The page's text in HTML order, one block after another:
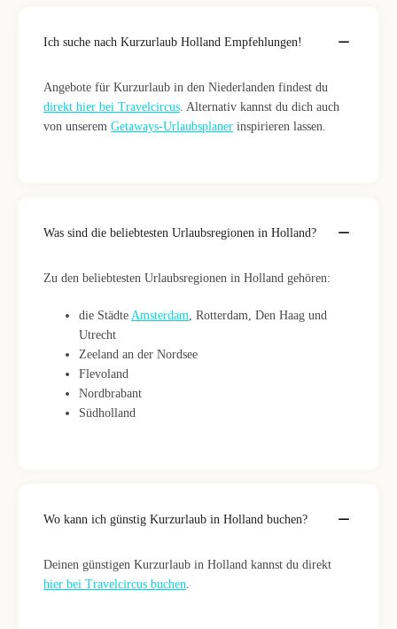
Ich suche nach Kurzurlaub Holland Empfehlungen!
Angebote für Kurzurlaub in den Niederlanden findest du
direkt hier bei Travelcircus. Alternativ kannst du dich auch
von unserem Getaways-Urlaubsplaner inspirieren lassen.
Was sind die beliebtesten Urlaubsregionen in Holland?
Zu den beliebtesten Urlaubsregionen in Holland gehören:
die Städte Amsterdam, Rotterdam, Den Haag und
Utrecht
Zeeland an der Nordsee
Flevoland
Nordbrabant
Südholland
Wo kann ich günstig Kurzurlaub in Holland buchen?
Deinen günstigen Kurzurlaub in Holland kannst du direkt
hier bei Travelcircus buchen.